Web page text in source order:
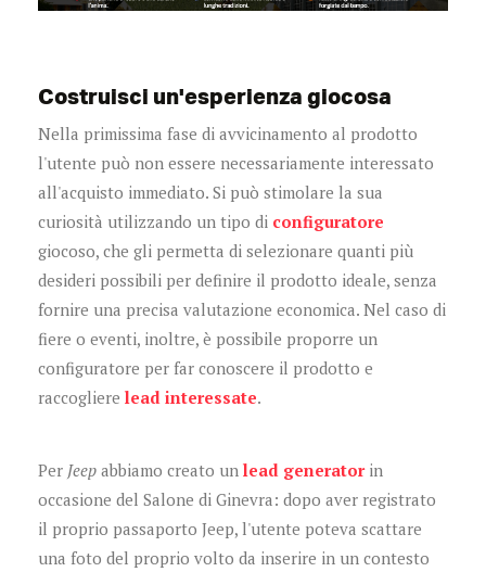
Costruisci un'esperienza giocosa
Nella primissima fase di avvicinamento al prodotto
l'utente può non essere necessariamente interessato
all'acquisto immediato. Si può stimolare la sua
curiosità utilizzando un tipo di configuratore
giocoso, che gli permetta di selezionare quanti più
desideri possibili per definire il prodotto ideale, senza
fornire una precisa valutazione economica. Nel caso di
fiere o eventi, inoltre, è possibile proporre un
configuratore per far conoscere il prodotto e
raccogliere lead interessate.
Per Jeep abbiamo creato un lead generatorin
occasione del Salone di Ginevra: dopo aver registrato
il proprio passaporto Jeep, l'utente poteva scattare
una foto del proprio volto da inserire in un contesto